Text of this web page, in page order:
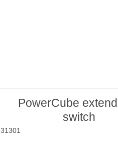
PowerCube
switch
31301